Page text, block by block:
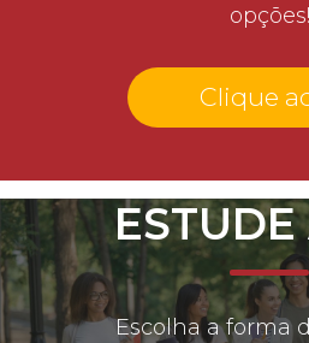
opções!
Clique
Escolha a forma